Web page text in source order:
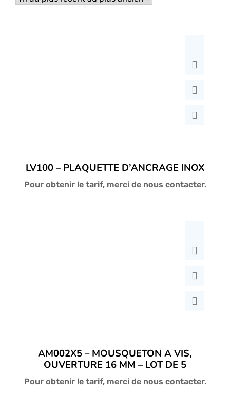
du
LV100 – PLAQUETTE D’ANCRAGE INOX
Pour obtenir le tarif, merci de nous contacter.
AM002X5 – MOUSQUETON A VIS,
OUVERTURE 16 MM – LOT DE 5
Pour obtenir le tarif, merci de nous contacter.